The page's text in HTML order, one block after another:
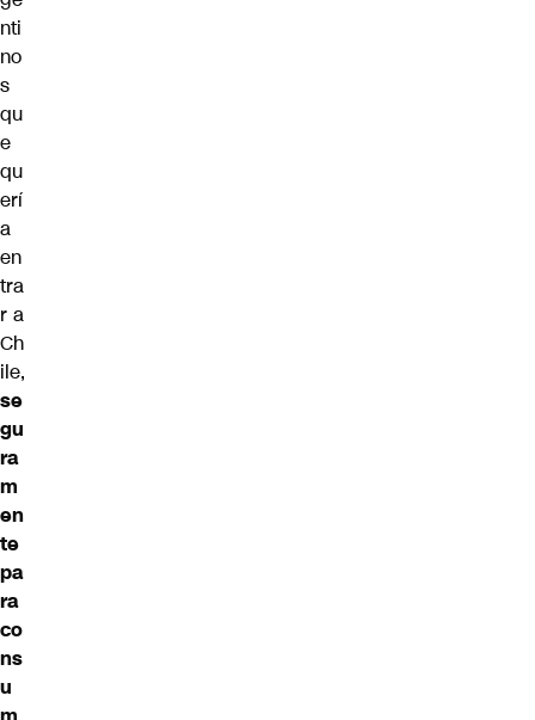
nti
no
s
qu
e
qu
erí
a
en
tra
r a
Ch
ile,
se
gu
ra
m
en
te
pa
ra
co
ns
u